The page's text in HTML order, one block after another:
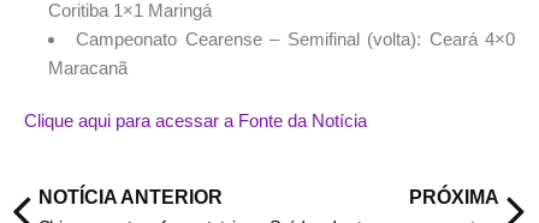
Coritiba 1×1 Maringá
Campeonato Cearense – Semifinal (volta): Ceará 4×0
Maracanã
Clique aqui para acessar a Fonte da Notícia
NOTÍCIA ANTERIOR PRÓXIMA